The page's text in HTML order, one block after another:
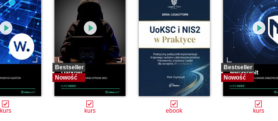
kurs
Bestseller
Nowość
kurs ebook
Bestseller
Nowość
kurs